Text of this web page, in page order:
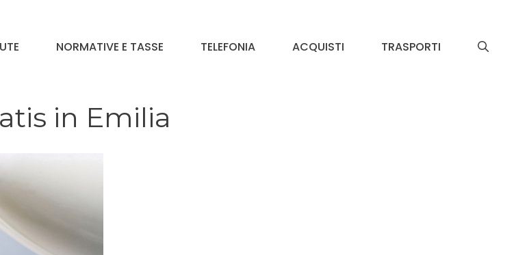
NORMATIVE E TASSE TELEFONIA ACQUISTI TRASPORTI
in Emilia